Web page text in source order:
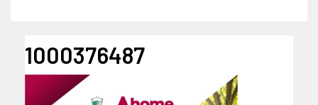
1000376487